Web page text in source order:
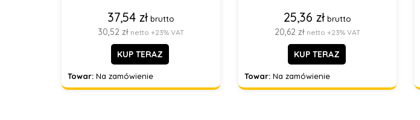
37,54 zł brutto
30,52 zł netto +23% VAT
KUP TERAZ
Towar: Na zamówienie
25,36 zł brutto
20,62 zł netto +23% VAT
KUP TERAZ
Towar:Na zamówienie